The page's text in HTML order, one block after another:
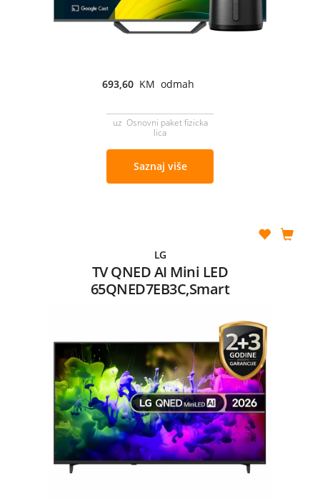
693,60 KM odmah
uz Osnovni paket fizicka
lica
Saznaj više
LG
TV QNED AI Mini LED
65QNED7EB3C,Smart